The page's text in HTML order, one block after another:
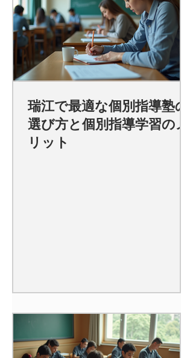
瑞江で最適な個別指導塾の
選び方と個別指導学習のメ
リット